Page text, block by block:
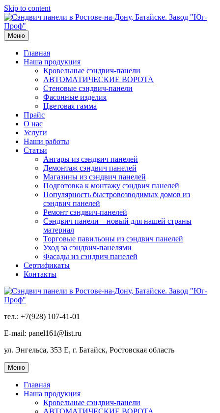
Skip to content
Меню
Главная
Наша продукция
Кровельные сэндвич-панели
АВТОМАТИЧЕСКИЕ ВОРОТА
Стеновые сэндвич-панели
Фасонные изделия
Цветовая гамма
Прайс
О нас
Услуги
Наши работы
Статьи
Ангары из сэндвич панелей
Демонтаж сэндвич панелей
Магазины из сэндвич панелей
Подготовка к монтажу сэндвич панелей
Популярность быстровозводимых домов из
сэндвич панелей
Ремонт сэндвич-панелей
Сэндвич панели – новый для нашей страны
материал
Торговые павильоны из сэндвич панелей
Уход за сэндвич-панелями
Фасады из сэндвич панелей
Сертификаты
Контакты
тел.: +7(928) 107-41-01
E-mail: panel161@list.ru
ул. Энгельса, 353 Е, г. Батайск, Ростовская область
Меню
Главная
Наша продукция
Кровельные сэндвич-панели
АВТОМАТИЧЕСКИЕ ВОРОТА